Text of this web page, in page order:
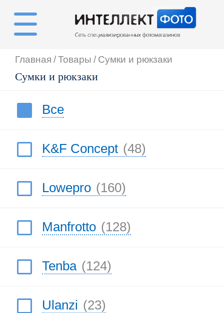
Главная /Товары / Сумки и рюкзаки
Сумки и рюкзаки
Все
K&F Concept (48)
Lowepro (160)
Manfrotto (128)
Tenba (124)
Ulanzi (23)